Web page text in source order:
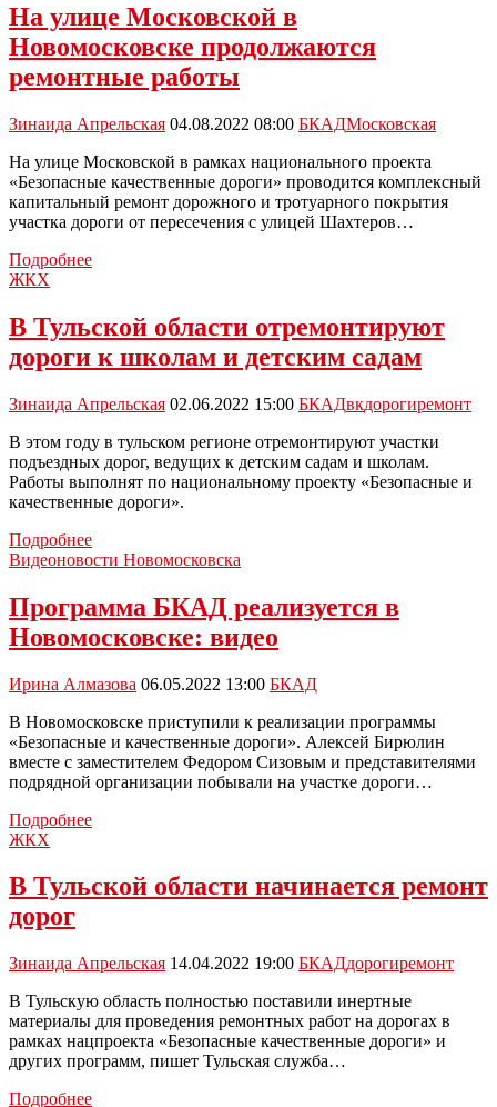
трассах
устанавливают
инновационные
дорожные
с
На улице Московской в
Новомосковске продолжаются
ремонтные работы
Зинаида Апрельская 04.08.2022 08:00 БКАДМосковская
На улице Московской в рамках национального проекта
«Безопасные качественные дороги» проводится комплексный
капитальный ремонт дорожного и тротуарного покрытия
участка дороги от пересечения с улицей Шахтеров…
ПодробнееНа
Новомосковске
продолжаются
работы
ЖКХ
В Тульской области отремонтируют
дороги к школам и детским садам
Зинаида Апрельская 02.06.2022 15:00 БКАДвкдорогиремонт
В этом году в тульском регионе отремонтируют участки
подъездных дорог, ведущих к детским садам и школам.
Работы выполнят по национальному проекту «Безопасные и
качественные дороги».
ПодробнееВ
Тульской
отремонтируют
дороги
к
и
детским
садам
Видеоновости Новомосковска
Программа БКАД реализуется в
Новомосковске: видео
Ирина Алмазова 06.05.2022 13:00 БКАД
В Новомосковске приступили к реализации программы
«Безопасные и качественные дороги». Алексей Бирюлин
вместе с заместителем Федором Сизовым и представителями
подрядной организации побывали на участке дороги…
ПодробнееПрограмма
в
Новомосковске:
ЖКХ
В Тульской области начинается ремонт
дорог
Зинаида Апрельская 14.04.2022 19:00 БКАДдорогиремонт
В Тульскую область полностью поставили инертные
материалы для проведения ремонтных работ на дорогах в
рамках нацпроекта «Безопасные качественные дороги» и
других программ, пишет Тульская служба…
ПодробнееВ